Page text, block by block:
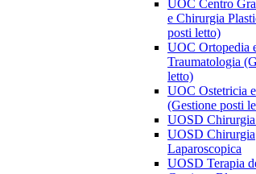
UOC Centro
e Chirurgia
posti letto)
UOC Ortopedia
Traumatologia
letto)
UOC Ostetricia
(Gestione posti
UOSD Chirurgia
UOSD Chirurgia
Laparoscopica
UOSD Terapia